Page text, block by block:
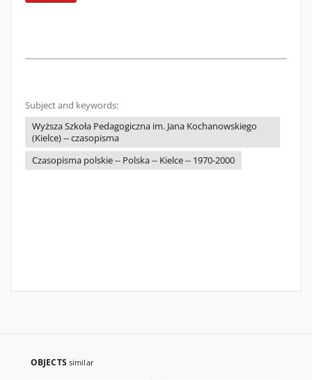
Subject and keywords:
Wyższa Szkoła Pedagogiczna im. Jana Kochanowskiego
(Kielce) -- czasopisma
Czasopisma polskie -- Polska -- Kielce -- 1970-2000
OBJECTS similar